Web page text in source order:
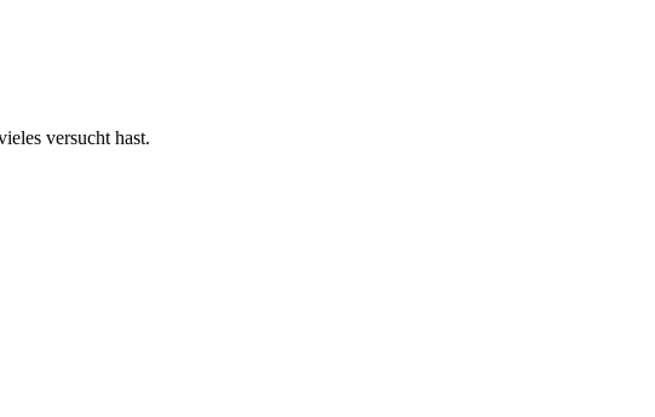
versucht hast.